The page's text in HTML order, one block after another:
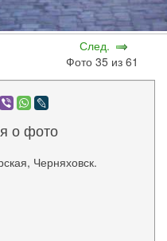
След.
Фото 35 из 61
о фото
Черняховск.